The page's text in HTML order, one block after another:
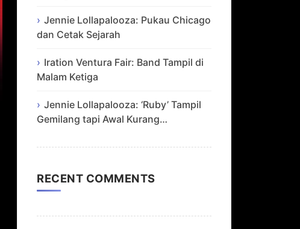
Jennie Lollapalooza: Pukau Chicago
dan Cetak Sejarah
Iration Ventura Fair: Band Tampil di
Malam Ketiga
Jennie Lollapalooza: ‘Ruby’ Tampil
Gemilang tapi Awal Kurang…
RECENT COMMENTS